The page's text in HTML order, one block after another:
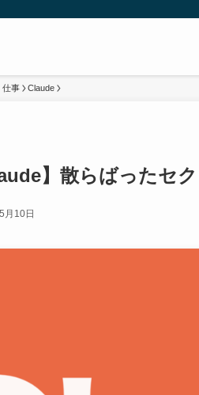
仕事 Claude
】散らばったセ
月10日